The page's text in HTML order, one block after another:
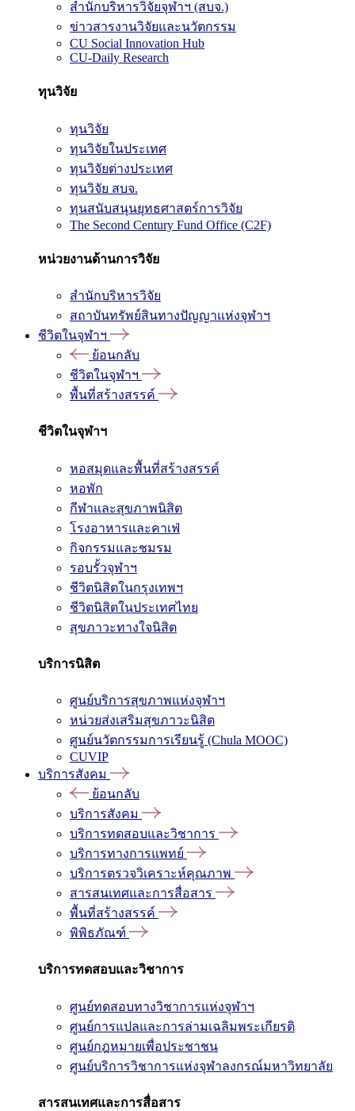
สำนักบริหารวิจัยจุฬาฯ (สบจ.)
ข่าวสารงานวิจัยและนวัตกรรม
CU Social Innovation Hub
CU-Daily Research
ทุนวิจัย
ทุนวิจัย
ทุนวิจัยในประเทศ
ทุนวิจัยต่างประเทศ
ทุนวิจัย สบจ.
ทุนสนับสนุนยุทธศาสตร์การวิจัย
The Second Century Fund Office (C2F)
หน่วยงานด้านการวิจัย
สำนักบริหารวิจัย
สถาบันทรัพย์สินทางปัญญาแห่งจุฬาฯ
ชีวิตในจุฬาฯ
ย้อนกลับ
ชีวิตในจุฬาฯ
พื้นที่สร้างสรรค์
ชีวิตในจุฬาฯ
หอสมุดและพื้นที่สร้างสรรค์
หอพัก
กีฬาและสุขภาพนิสิต
โรงอาหารและคาเฟ่
กิจกรรมและชมรม
รอบรั้วจุฬาฯ
ชีวิตนิสิตในกรุงเทพฯ
ชีวิตนิสิตในประเทศไทย
สุขภาวะทางใจนิสิต
บริการนิสิต
ศูนย์บริการสุขภาพแห่งจุฬาฯ
หน่วยส่งเสริมสุขภาวะนิสิต
ศูนย์นวัตกรรมการเรียนรู้ (Chula MOOC)
CUVIP
บริการสังคม
ย้อนกลับ
บริการสังคม
บริการทดสอบและวิชาการ
บริการทางการแพทย์
บริการตรวจวิเคราะห์คุณภาพ
สารสนเทศและการสื่อสาร
พื้นที่สร้างสรรค์
พิพิธภัณฑ์
บริการทดสอบและวิชาการ
ศูนย์ทดสอบทางวิชาการแห่งจุฬาฯ
ศูนย์การแปลและการล่ามเฉลิมพระเกียรติ
ศูนย์กฎหมายเพื่อประชาชน
ศูนย์บริการวิชาการแห่งจุฬาลงกรณ์มหาวิทยาลัย
สารสนเทศและการสื่อสาร